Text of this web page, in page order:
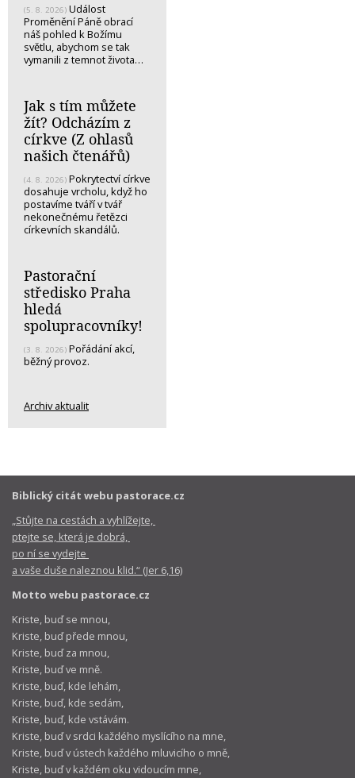
(5. 8. 2026) Událost
Proměnění Páně obrací
náš pohled k Božímu
světlu, abychom se tak
vymanili z temnot života…
Jak s tím můžete
žít? Odcházím z
církve (Z ohlasů
našich čtenářů)
(4. 8. 2026) Pokrytectví církve
dosahuje vrcholu, když ho
postavíme tváří v tvář
nekonečnému řetězci
církevních skandálů.
Pastorační
středisko Praha
hledá
spolupracovníky!
(3. 8. 2026) Pořádání akcí,
běžný provoz.
Archiv aktualit
Biblický citát webu pastorace.cz
„Stůjte na cestách a vyhlížejte,
ptejte se, která je dobrá,
po ní se vydejte
a vaše duše naleznou klid.“ (Jer 6,16)
Motto webu pastorace.cz
Kriste, buď se mnou,
Kriste, buď přede mnou,
Kriste, buď za mnou,
Kriste, buď ve mně.
Kriste, buď, kde lehám,
Kriste, buď, kde sedám,
Kriste, buď, kde vstávám.
Kriste, buď v srdci každého myslícího na mne,
Kriste, buď v ústech každého mluvicího o mně,
Kriste, buď v každém oku vidoucím mne,